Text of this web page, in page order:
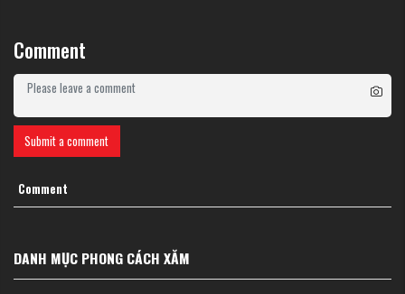
Sự kết hợp giữa rồng và hoa mẫu đơn tượng trưng cho sự thịnh vượng, danh
dự và năng lượng nam tính. Hoa mẫu đơn màu hồng và đỏ tạo nên sự tương
phản tuyệt đẹp với rồng xanh hoặc đen.
Hình xăm rồng và hoa mẫu đơn
Comment
Submit a comment
Comment
DANH MỤC PHONG CÁCH XĂM